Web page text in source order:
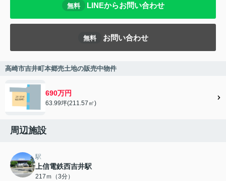
無料 LINEからお問い合わせ
無料 お問い合わせ
高崎市吉井町本郷売土地の販売中物件
690万円
63.99坪(211.57㎡)
周辺施設
駅
上信電鉄西吉井駅
217ｍ（3分）